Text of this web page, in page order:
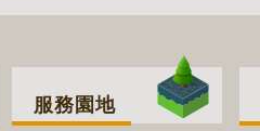
服務園地